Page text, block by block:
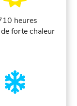
heures
forte chaleur